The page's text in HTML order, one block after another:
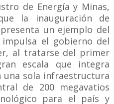
de Energía y Minas,
la inauguración de
un ejemplo del
el gobierno del
al tratarse del primer
escala que integra
una sola infraestructura
de 200 megavatios
para el país y